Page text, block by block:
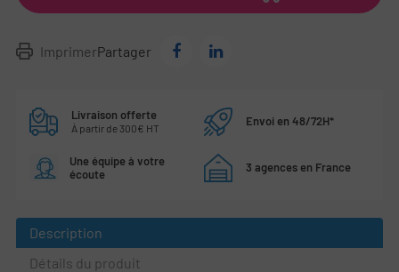
ImprimerPartager
Livraison offerte
À partir de 300€ HT Envoi en 48/72H*
Une équipe à votre
écoute
3 agences en France
Description
Détails du produit